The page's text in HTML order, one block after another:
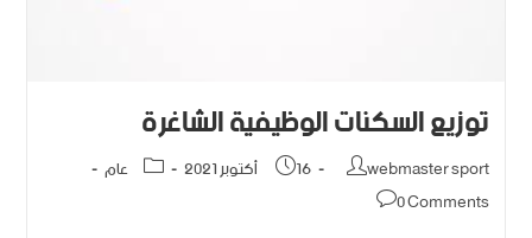
توزيع السكنات الوظيفية الشاغرة
webmaster sport 16 أكتوبر 2021
عام
0 Comments